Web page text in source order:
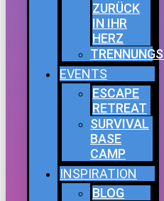
ZURÜCK
IN IHR
HERZ
EVENTS
ESCAPE
RETREAT
SURVIVAL
BASE
CAMP
INSPIRATION
BLOG